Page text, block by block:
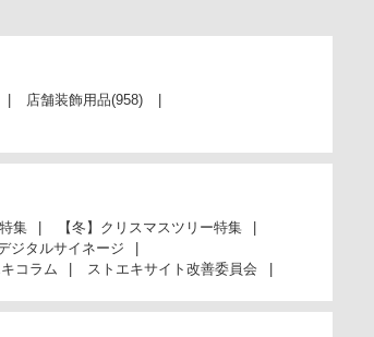
店舗装飾用品(958)
集
【冬】クリスマスツリー特集
ジタルサイネージ
コラム ストエキサイト改善委員会